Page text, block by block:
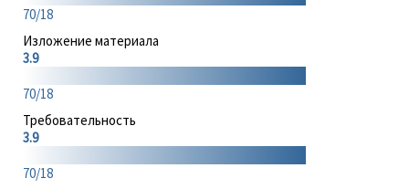
70/18
Изложение материала
3.9
70/18
Требовательность
3.9
70/18